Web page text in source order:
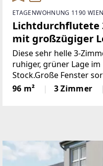
ETAGENWOHNUNG 1190
Lichtdurchflutete
mit großzügiger
bester Döblinger
Diese sehr helle 3-
ruhiger, grüner Lage
Stock.Große Fenster
eine freundliche
Grünblick.Der
96 m² 3 Zimmer